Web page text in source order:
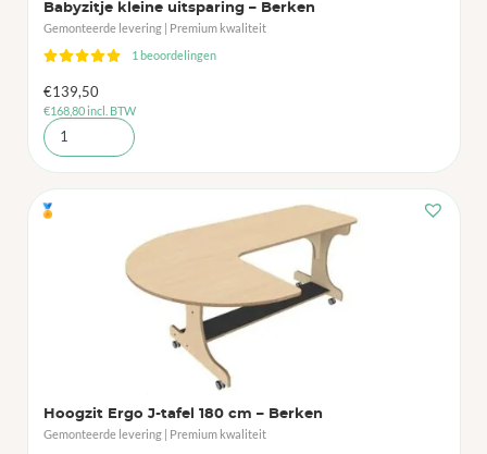
Babyzitje kleine uitsparing – Berken
Gemonteerde levering | Premium kwaliteit
1 beoordelingen
€139,50
€168,80incl. BTW
🏅
Hoogzit Ergo J-tafel 180 cm – Berken
Gemonteerde levering | Premium kwaliteit